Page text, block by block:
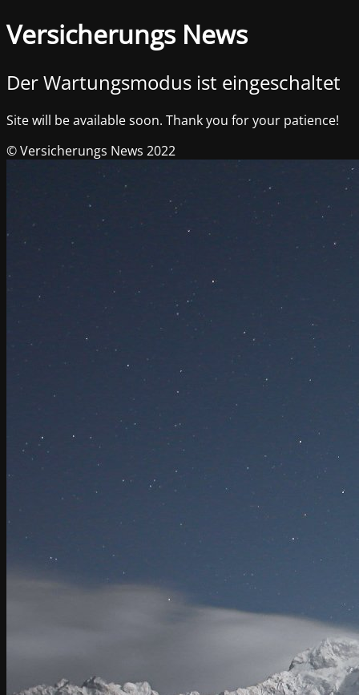
Versicherungs News
Der Wartungsmodus ist eingeschaltet
Site will be available soon. Thank you for your patience!
© Versicherungs News 2022